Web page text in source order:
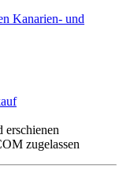
erschienen
zugelassen